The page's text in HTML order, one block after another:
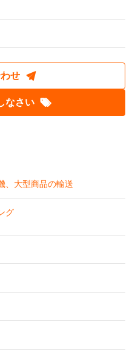
せ
なさい
、大型商品の輸送
グ